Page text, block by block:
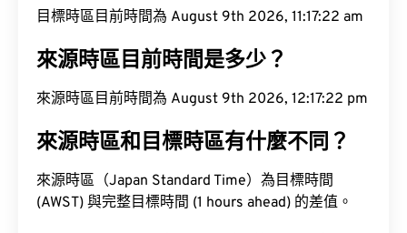
目標時區目前時間為 August 9th 2026, 11:17:23 am
來源時區目前時間是多少？
來源時區目前時間為 August 9th 2026, 12:17:23 pm
來源時區和目標時區有什麼不同？
來源時區（Japan Standard Time）為目標時間
(AWST) 與完整目標時間 (1 hours ahead) 的差值。